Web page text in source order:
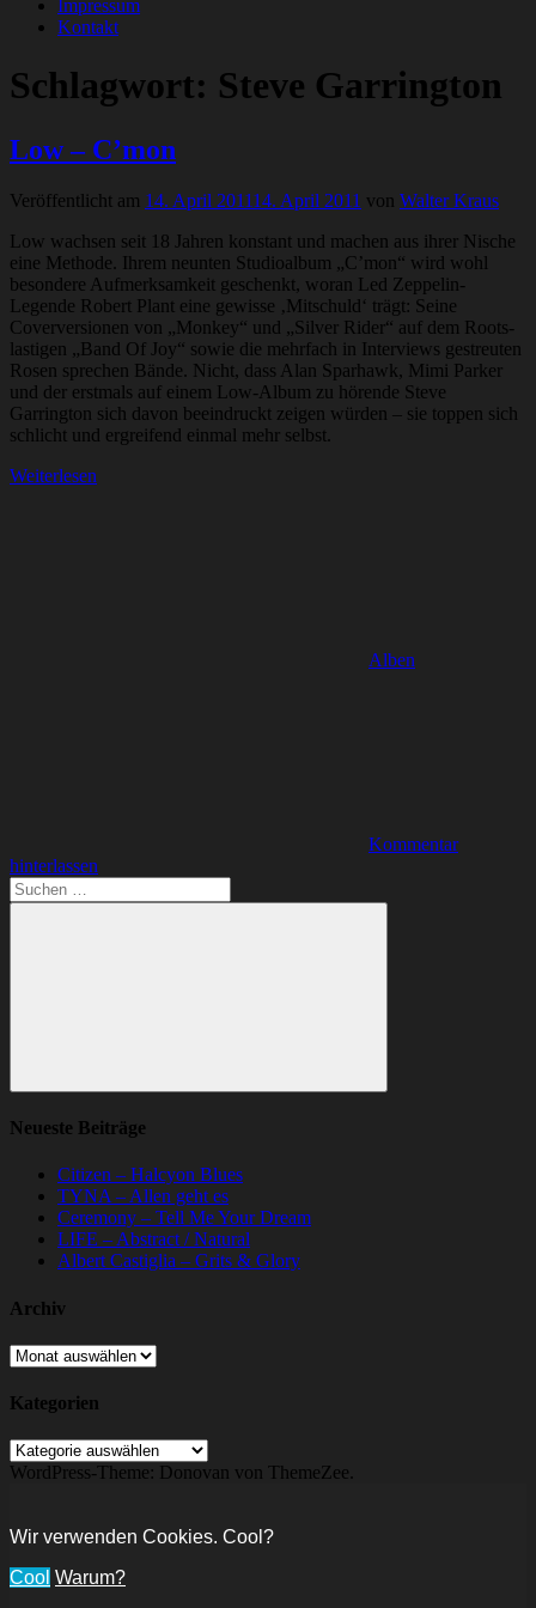
Impressum
Kontakt
Schlagwort: Steve Garrington
Low – C’mon
Veröffentlicht am 14. April 201114. April 2011 von Walter Kraus
Low wachsen seit 18 Jahren konstant und machen aus ihrer Nische
eine Methode. Ihrem neunten Studioalbum „C’mon“ wird wohl
besondere Aufmerksamkeit geschenkt, woran Led Zeppelin-
Legende Robert Plant eine gewisse ‚Mitschuld‘ trägt: Seine
Coverversionen von „Monkey“ und „Silver Rider“ auf dem Roots-
lastigen „Band Of Joy“ sowie die mehrfach in Interviews gestreuten
Rosen sprechen Bände. Nicht, dass Alan Sparhawk, Mimi Parker
und der erstmals auf einem Low-Album zu hörende Steve
Garrington sich davon beeindruckt zeigen würden – sie toppen sich
schlicht und ergreifend einmal mehr selbst.
Weiterlesen
Alben
Kommentar
hinterlassen
Suchen
nach:
Suchen
Neueste Beiträge
Citizen – Halcyon Blues
TYNA – Allen geht es
Ceremony – Tell Me Your Dream
LIFE – Abstract / Natural
Albert Castiglia – Grits & Glory
Archiv
Archiv
Kategorien
Kategorien
WordPress-Theme: Donovan von ThemeZee.
Wir verwenden Cookies. Cool?
Cool Warum?